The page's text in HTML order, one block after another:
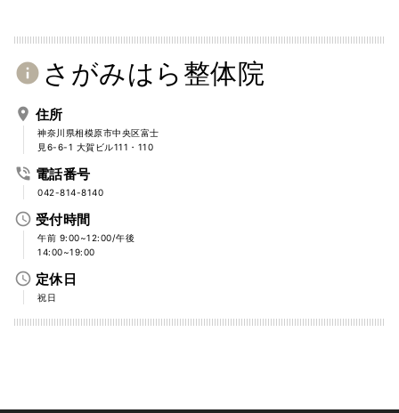
info さがみはら整体院
place 住所
神奈川県相模原市中央区富士
見6-6-1 大賀ビル111・110
phone_in_talk 電話番号
042-814-8140
access_time 受付時間
午前 9:00~12:00/午後
14:00~19:00
access_time 定休日
祝日